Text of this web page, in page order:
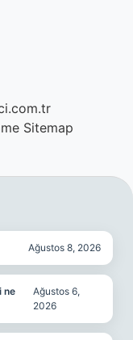
Sitemap
Ağustos 8, 2026
ne
Ağustos 6,
2026